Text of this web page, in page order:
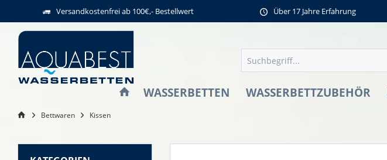
Versandkostenfrei ab 100€,- Bestellwert Über 17 Jahre Erfahrung
WASSERBETTEN WASSERBETTZUBEHÖR
Bettwaren Kissen